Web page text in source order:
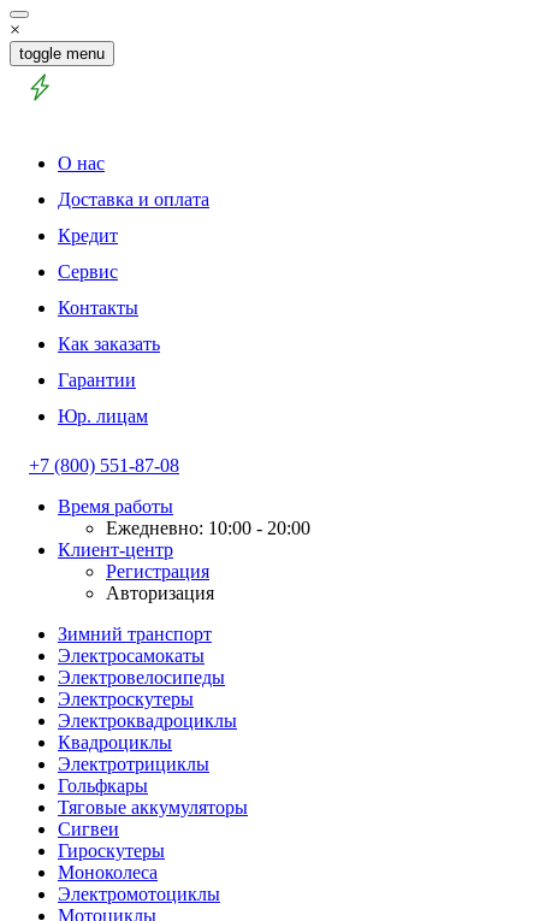
×
toggle menu
О нас
Доставка и оплата
Кредит
Сервис
Контакты
Как заказать
Гарантии
Юр. лицам
+7 (800) 551-87-08
Время работы
Ежедневно: 10:00 - 20:00
Клиент-центр
Регистрация
Авторизация
Зимний транспорт
Электросамокаты
Электровелосипеды
Электроскутеры
Электроквадроциклы
Квадроциклы
Электротрициклы
Гольфкары
Тяговые аккумуляторы
Сигвеи
Гироскутеры
Моноколеса
Электромотоциклы
Мотоциклы